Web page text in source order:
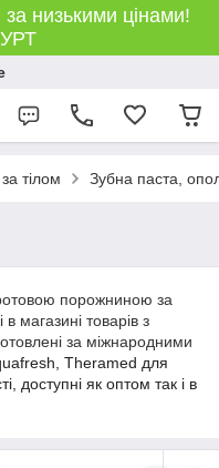
за низькими цінами!
тілом Зубна паста,
порожниною за
магазині товарів з
за міжнародними
Theramed для
доступні як оптом так і в